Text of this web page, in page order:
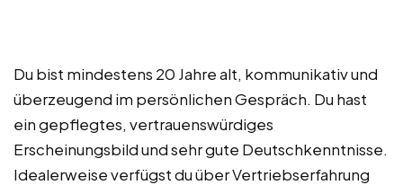
Du bist mindestens 20 Jahre alt, kommunikativ und
überzeugend im persönlichen Gespräch. Du hast
ein gepflegtes, vertrauenswürdiges
Erscheinungsbild und sehr gute Deutschkenntnisse.
Idealerweise verfügst du über Vertriebserfahrung